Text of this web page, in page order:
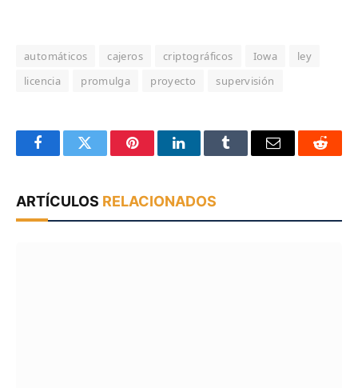
automáticos cajeros criptográficos Iowa
ley
licencia
promulga proyecto supervisión
FacebookTwitter PinterestLinkedInTumblr Email Reddit
ARTÍCULOS RELACIONADOS